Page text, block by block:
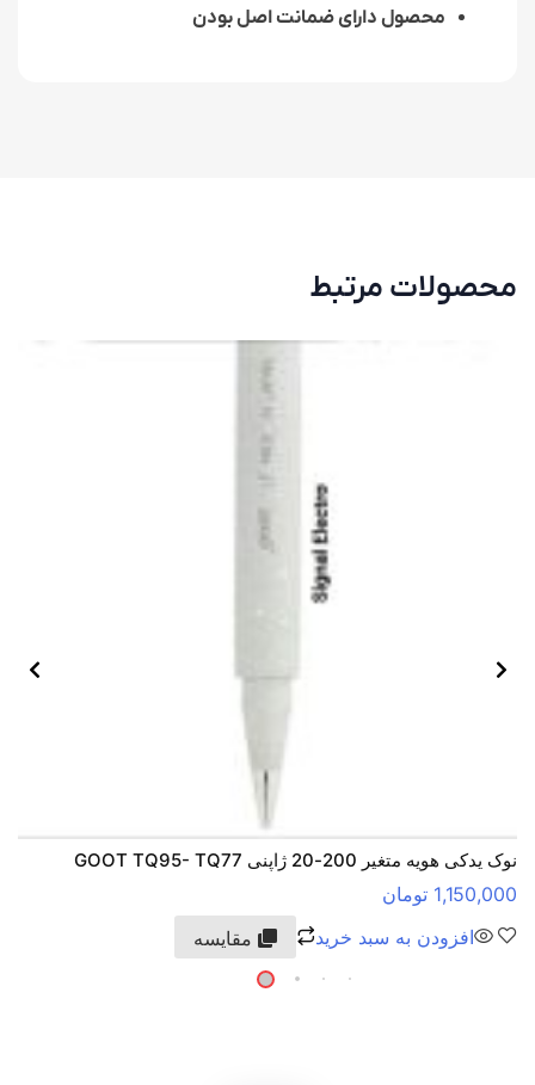
محصول دارای ضمانت اصل بودن
محصولات مرتبط
نوک یدکی هویه متغیر 200-20 ژاپنی GOOT TQ95- TQ77
1,150,000 تومان
افزودن به سبد خرید
مقایسه